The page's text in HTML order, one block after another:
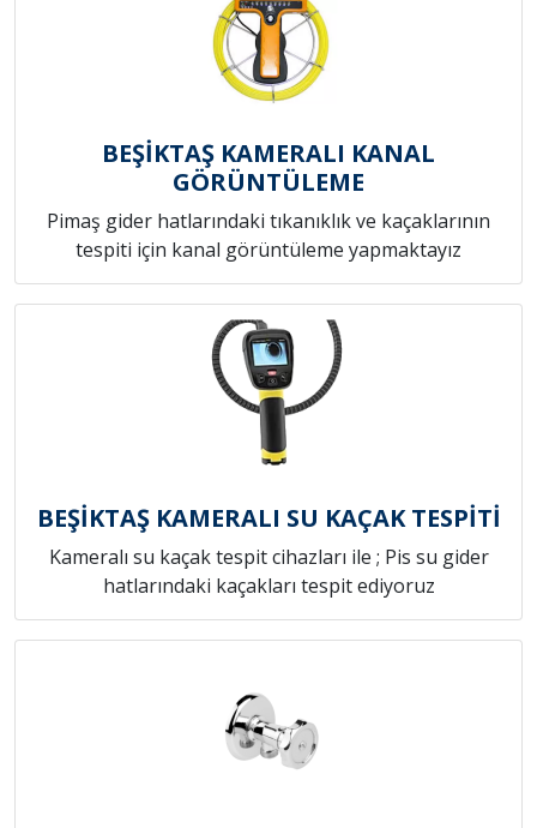
BEŞİKTAŞ KAMERALI KANAL
GÖRÜNTÜLEME
Pimaş gider hatlarındaki tıkanıklık ve kaçaklarının
tespiti için kanal görüntüleme yapmaktayız
BEŞİKTAŞ KAMERALI SU KAÇAK TESPİTİ
Kameralı su kaçak tespit cihazları ile ; Pis su gider
hatlarındaki kaçakları tespit ediyoruz